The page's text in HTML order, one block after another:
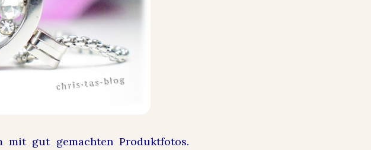
mit gut gemachten Produktfotos.